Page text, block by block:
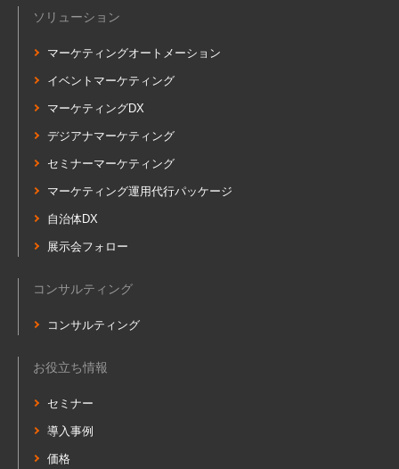
ソリューション
マーケティングオートメーション
イベントマーケティング
マーケティングDX
デジアナマーケティング
セミナーマーケティング
マーケティング運用代行パッケージ
自治体DX
展示会フォロー
コンサルティング
コンサルティング
お役立ち情報
セミナー
導入事例
価格